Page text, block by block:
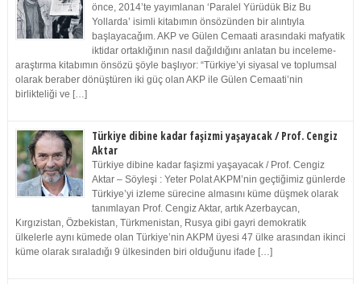
önce, 2014’te yayımlanan ‘Paralel Yürüdük Biz Bu
Yollarda’ isimli kitabımın önsözünden bir alıntıyla
başlayacağım. AKP ve Gülen Cemaati arasındaki mafyatik
iktidar ortaklığının nasıl dağıldığını anlatan bu inceleme-
araştırma kitabımın önsözü şöyle başlıyor: “Türkiye’yi siyasal ve toplumsal
olarak beraber dönüştüren iki güç olan AKP ile Gülen Cemaati’nin
birlikteliği ve […]
Türkiye dibine kadar faşizmi yaşayacak / Prof. Cengiz
Aktar
Türkiye dibine kadar faşizmi yaşayacak / Prof. Cengiz
Aktar – Söyleşi : Yeter Polat AKPM’nin geçtiğimiz günlerde
Türkiye’yi izleme sürecine almasını küme düşmek olarak
tanımlayan Prof. Cengiz Aktar, artık Azerbaycan,
Kırgızistan, Özbekistan, Türkmenistan, Rusya gibi gayri demokratik
ülkelerle aynı kümede olan Türkiye’nin AKPM üyesi 47 ülke arasından ikinci
küme olarak sıraladığı 9 ülkesinden biri olduğunu ifade […]